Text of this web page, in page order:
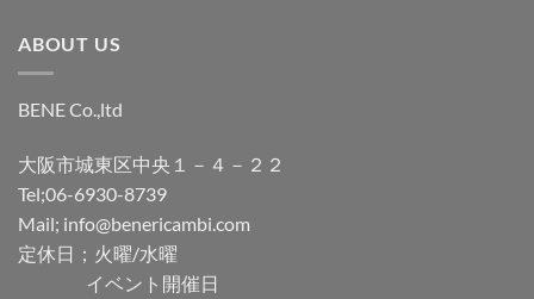
ABOUT US
BENE Co.,ltd
大阪市城東区中央１－４－２２
Tel;06-6930-8739
Mail; info@benericambi.com
定休日；火曜/水曜
イベント開催日